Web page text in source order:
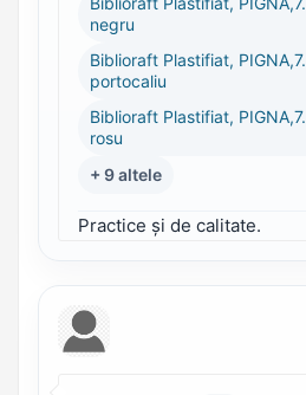
negru
Biblioraft Plastifiat,
portocaliu
Biblioraft Plastifiat,
rosu
+ 9 altele
Practice și de calitate.